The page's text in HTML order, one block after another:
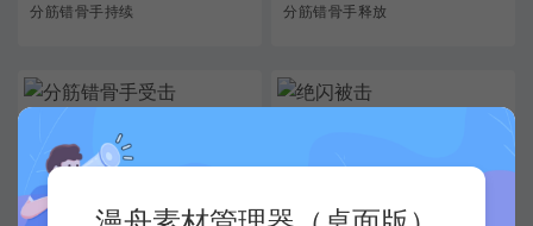
分筋错骨手持续 分筋错骨手释放